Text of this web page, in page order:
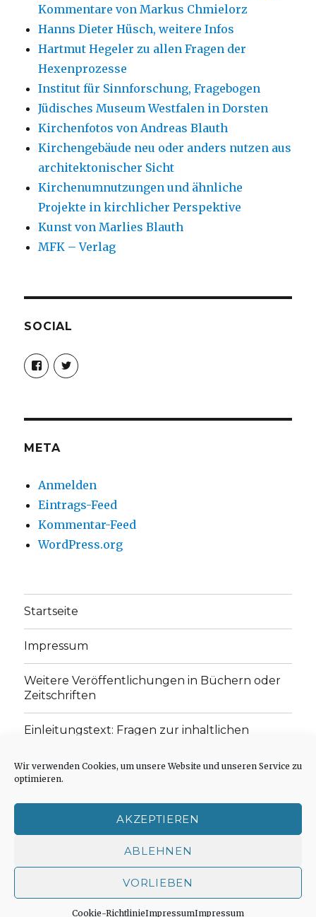
Wir verwenden Cookies, um unsere Website und unseren Service zu
optimieren.
AKZEPTIEREN
ABLEHNEN
VORLIEBEN
Cookie-RichtlinieImpressumImpressum
Kommentare von Markus Chmielorz
Hanns Dieter Hüsch, weitere Infos
Hartmut Hegeler zu allen Fragen der
Hexenprozesse
Institut für Sinnforschung, Fragebogen
Jüdisches Museum Westfalen in Dorsten
Kirchenfotos von Andreas Blauth
Kirchengebäude neu oder anders nutzen aus
architektonischer Sicht
Kirchenumnutzungen und ähnliche
Projekte in kirchlicher Perspektive
Kunst von Marlies Blauth
MFK – Verlag
SOCIAL
Profil
von
christoph.fleischer1
anzeigen
Profil
von
anzeigen
META
Anmelden
Eintrags-Feed
Kommentar-Feed
WordPress.org
Startseite
Impressum
Weitere Veröffentlichungen in Büchern oder
Zeitschriften
Einleitungstext: Fragen zur inhaltlichen
„schwachen Glaubens“
Cookie-Richtlinie (EU)
Impressum